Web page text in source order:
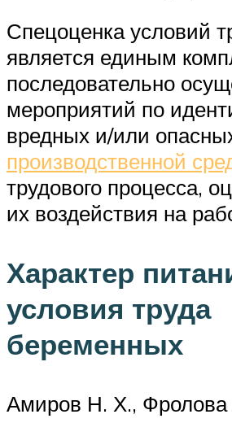
Спецоценка условий
является единым
последовательно
мероприятий по
вредных и/или
производственной
трудового процесса,
их воздействия на
Характер
условия труда
беременных
Амиров Н. Х.,